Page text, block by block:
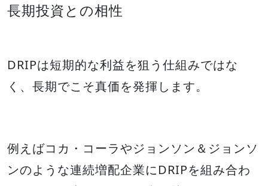
長期投資との相性
DRIPは短期的な利益を狙う仕組みではな
く、長期でこそ真価を発揮します。
例えばコカ・コーラやジョンソン＆ジョンソ
ンのような連続増配企業にDRIPを組み合わ